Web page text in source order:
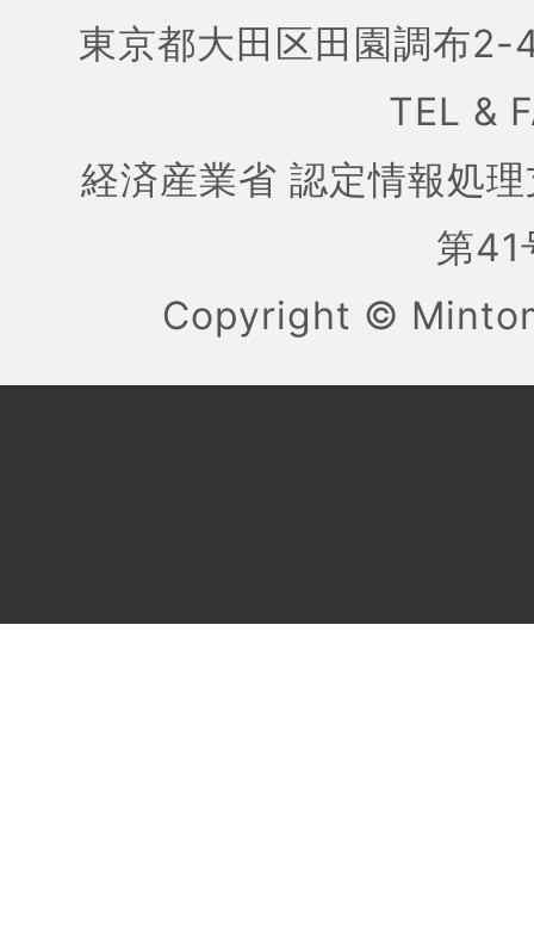
東京都大田区田園調布
TEL &
経済産業省 認定情報処
第
Copyright ©